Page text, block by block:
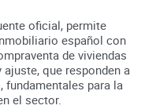
oficial, permite
español con
de viviendas
que responden a
para la
el sector.